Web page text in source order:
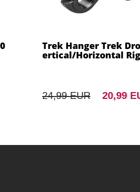
Trek Hanger Trek
ertical/Horizontal
24,99 EUR 20,99